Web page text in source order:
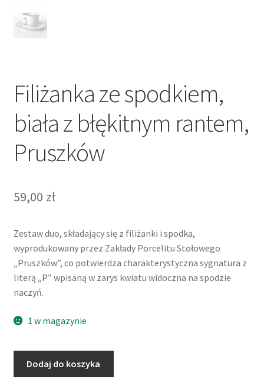
Filiżanka ze spodkiem,
biała z błękitnym rantem,
Pruszków
59,00 zł
Zestaw duo, składający się z filiżanki i spodka,
wyprodukowany przez Zakłady Porcelitu Stołowego
„Pruszków”, co potwierdza charakterystyczna sygnatura z
literą „P” wpisaną w zarys kwiatu widoczna na spodzie
naczyń.
1 w magazynie
Filiżanka
Dodaj do koszyka